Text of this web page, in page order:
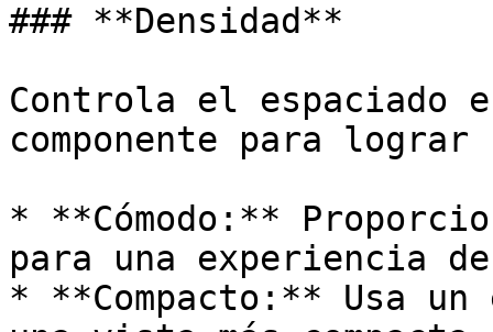
### **Densidad**
Controla el espaciado
componente para
* **Cómodo:**
para una experiencia
* **Compacto:** Usa un